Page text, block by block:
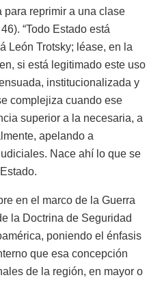
reprimir a una clase
“Todo Estado está
León Trotsky; léase, en la
si está legitimado este uso
institucionalizada y
complejiza cuando ese
superior a la necesaria, a
apelando a
Nace ahí lo que se
en el marco de la Guerra
la Doctrina de Seguridad
poniendo el énfasis
que esa concepción
de la región, en mayor o